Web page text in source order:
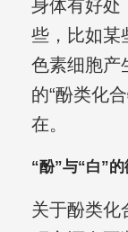
身体有好处
些，比如某
色素细胞产
的“酚类化
在。
“酚”与“白”
关于酚类化